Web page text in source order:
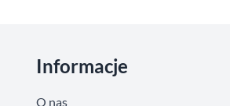
Informacje
O nas